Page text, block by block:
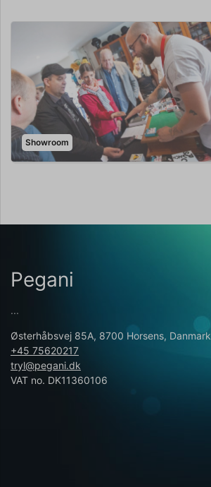
Showroom
Pegani
...
Østerhåbsvej 85A, 8700 Horsens, Danmark
+45 75620217
tryl@pegani.dk
VAT no. DK11360106